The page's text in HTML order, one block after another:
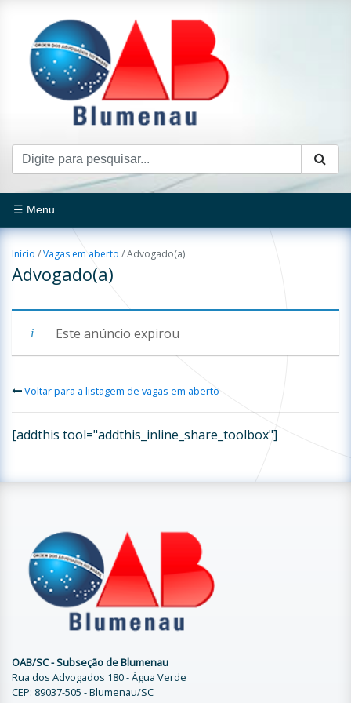
☰ Menu
Início /Vagas em aberto /Advogado(a)
Advogado(a)
Este anúncio expirou
Voltar para a listagem de vagas em aberto
[addthis tool="addthis_inline_share_toolbox"]
OAB/SC - Subseção de Blumenau
Rua dos Advogados 180 - Água Verde
CEP: 89037-505 - Blumenau/SC